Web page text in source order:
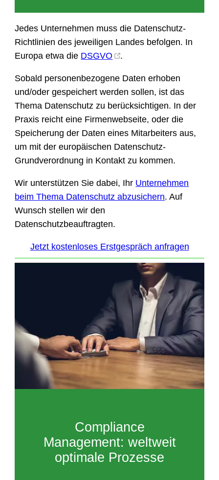
Jedes Unternehmen muss die Datenschutz-
Richtlinien des jeweiligen Landes befolgen. In
Europa etwa die DSGVO .
Sobald personenbezogene Daten erhoben
und/oder gespeichert werden sollen, ist das
Thema Datenschutz zu berücksichtigen. In der
Praxis reicht eine Firmenwebseite, oder die
Speicherung der Daten eines Mitarbeiters aus,
um mit der europäischen Datenschutz-
Grundverordnung in Kontakt zu kommen.
Wir unterstützen Sie dabei, Ihr Unternehmen
beim Thema Datenschutz abzusichern. Auf
Wunsch stellen wir den
Datenschutzbeauftragten.
Jetzt kostenloses Erstgespräch anfragen
Compliance
Management: weltweit
optimale Prozesse